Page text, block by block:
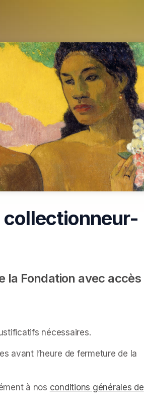
collectionneur-
la Fondation avec accès
a new tab) nécessaires.
avant l’heure de fermeture de la
à nos conditions générales de